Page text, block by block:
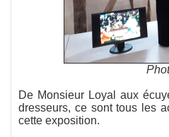
De Monsieur Loyal aux
dresseurs, ce sont tous les
cette exposition.